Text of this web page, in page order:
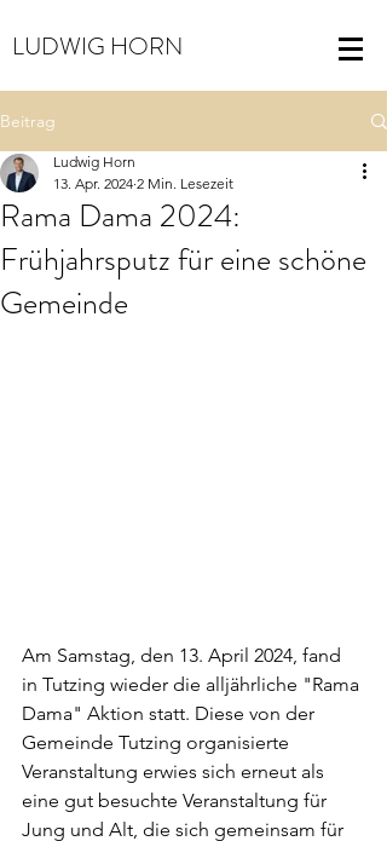
LUDWIG HORN
Beitrag
Rama Dama 2024:
Frühjahrsputz für eine schöne
Gemeinde
Ludwig Horn
13. Apr. 2024 2 Min. Lesezeit
Am Samstag, den 13. April 2024, fand
in Tutzing wieder die alljährliche "Rama
Dama" Aktion statt. Diese von der
Gemeinde Tutzing organisierte
Veranstaltung erwies sich erneut als
eine gut besuchte Veranstaltung für
Jung und Alt, die sich gemeinsam für